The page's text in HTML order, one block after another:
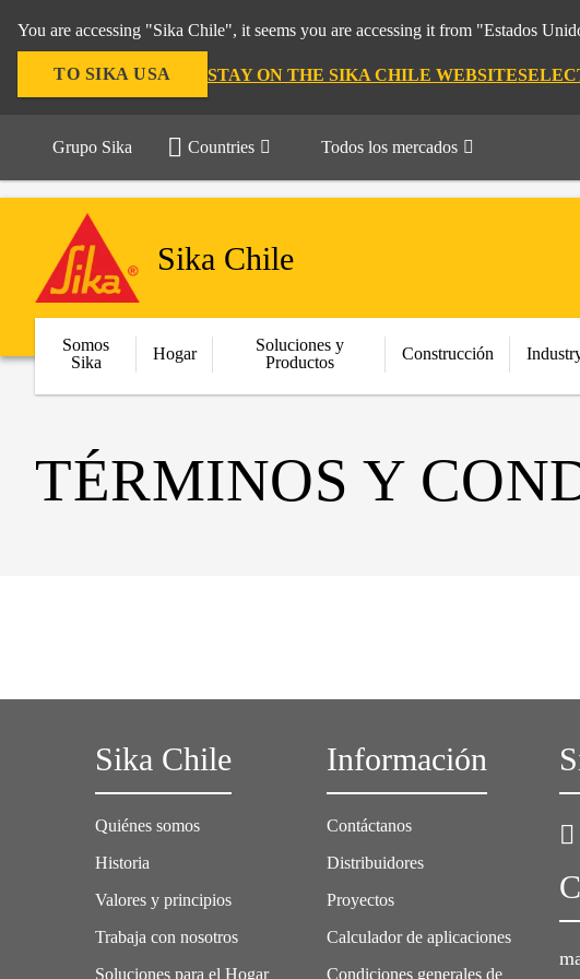
You are accessing "Sika Chile", it seems you are accessing it from "Estados
TO SIKA USA STAY ON THE SIKA CHILE WEBSITE
Grupo Sika Countries Todos los mercados
Sika Chile
Somos
Sika
Hogar
Soluciones y
Productos
Construcción
TÉRMINOS Y
Sika Chile
Quiénes somos
Historia
Valores y principios
Trabaja con nosotros
Soluciones para el Hogar
Información
Contáctanos
Distribuidores
Proyectos
Calculador de aplicaciones
Condiciones generales de